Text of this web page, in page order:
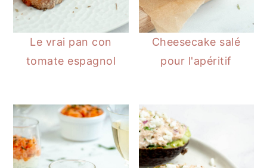
Le vrai pan con
tomate espagnol
Cheesecake salé
pour l'apéritif